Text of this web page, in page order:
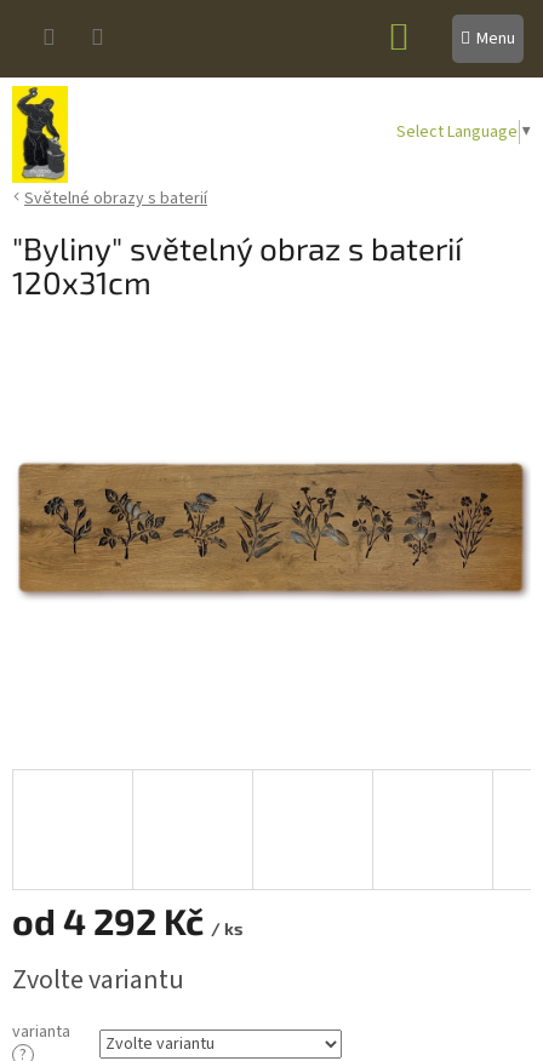
Select Language ▼
NÁKUPNÍ
KOŠÍK
Světelné obrazy s baterií
"Byliny" světelný obraz s baterií
120x31cm
od 4 292 Kč / ks
cena:
Zvolte variantu
varianta
?